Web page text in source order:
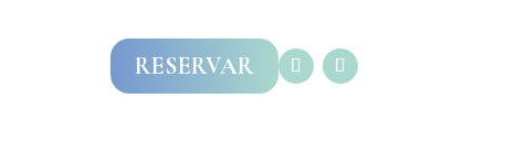
RESERVAR